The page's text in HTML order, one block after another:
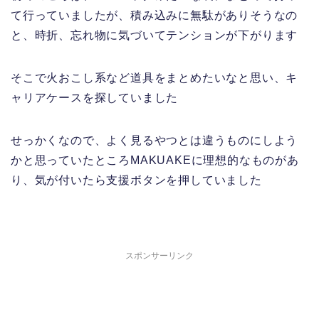
て行っていましたが、積み込みに無駄がありそうなの
と、時折、忘れ物に気づいてテンションが下がります
そこで火おこし系など道具をまとめたいなと思い、キ
ャリアケースを探していました
せっかくなので、よく見るやつとは違うものにしよう
かと思っていたところMAKUAKEに理想的なものがあ
り、気が付いたら支援ボタンを押していました
スポンサーリンク